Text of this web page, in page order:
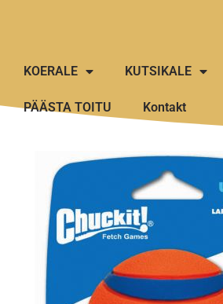
KOERALE KUTSIKALE
PÄÄSTA TOITU Kontakt